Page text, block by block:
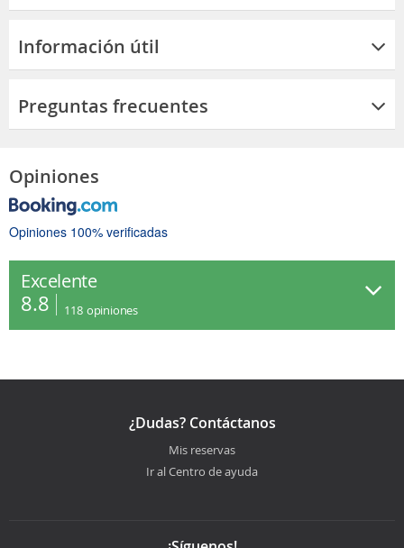
Información útil
Preguntas frecuentes
Opiniones
Opiniones 100% verificadas
Excelente
8.8 118 opiniones
¿Dudas? Contáctanos
Mis reservas
Ir al Centro de ayuda